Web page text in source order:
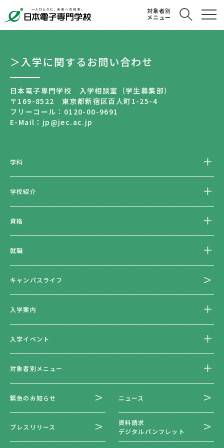
対象者別
メニュー
＞入学に関するお問い合わせ
日本電子専門学校 入学相談室（学生募集部）
〒169-8522 東京都新宿区百人町1-25-4
フリーコール：0120-00-9691
E-Mail：jp@jec.ac.jp
学科
学校紹介
資格
就職
キャンパスライフ
入学案内
入学イベント
対象者別メニュー
緊急のお知らせ ニュース
プレスリリース
資料請求
デジタルパンフレット